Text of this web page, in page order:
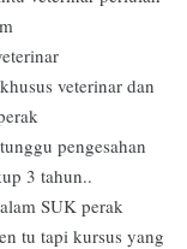
veterinar dan
pengesahan
3 tahun..
SUK perak
tu tapi kursus yang